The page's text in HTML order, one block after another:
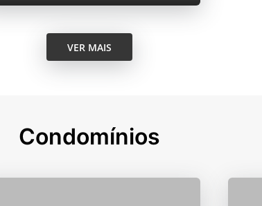
VER MAIS
Condomínios